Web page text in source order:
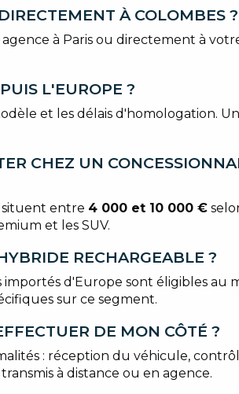
À COLOMBES ?
à Paris ou directement à votre
L'EUROPE ?
et les délais d'homologation.
CHEZ UN
situent entre 4 000 et 10 000 €
et les SUV.
RECHARGEABLE ?
d'Europe sont éligibles au
sur ce segment.
DE MON CÔTÉ ?
: réception du véhicule,
à distance ou en agence.